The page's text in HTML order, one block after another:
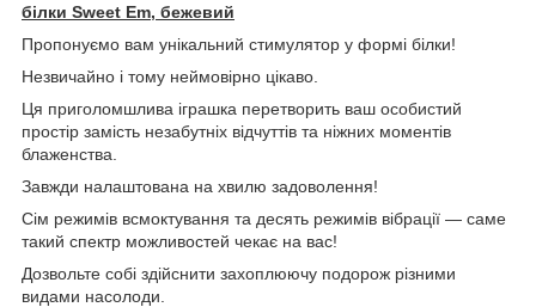
білки Sweet Em, бежевий
Пропонуємо вам унікальний стимулятор у формі білки!
Незвичайно і тому неймовірно цікаво.
Ця приголомшлива іграшка перетворить ваш особистий
простір замість незабутніх відчуттів та ніжних моментів
блаженства.
Завжди налаштована на хвилю задоволення!
Сім режимів всмоктування та десять режимів вібрації — саме
такий спектр можливостей чекає на вас!
Дозвольте собі здійснити захоплюючу подорож різними
видами насолоди.